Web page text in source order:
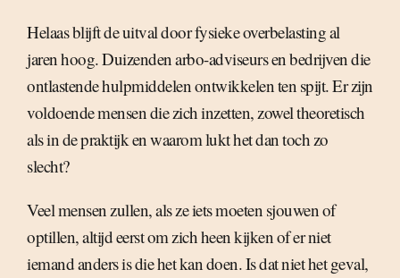
Helaas blijft de uitval door fysieke overbelasting al
jaren hoog. Duizenden arbo-adviseurs en bedrijven die
ontlastende hulpmiddelen ontwikkelen ten spijt. Er zijn
voldoende mensen die zich inzetten, zowel theoretisch
als in de praktijk en waarom lukt het dan toch zo
slecht?
Veel mensen zullen, als ze iets moeten sjouwen of
optillen, altijd eerst om zich heen kijken of er niet
iemand anders is die het kan doen. Is dat niet het geval,